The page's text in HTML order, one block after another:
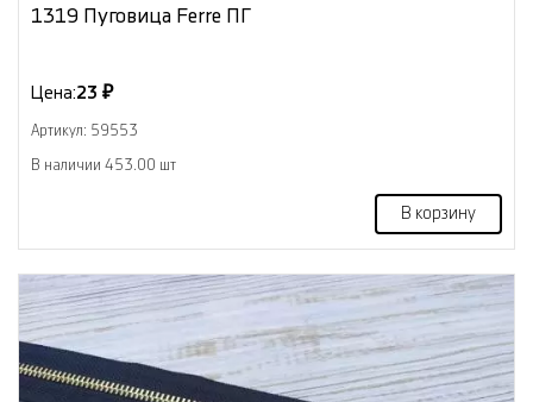
1319 Пуговица Ferre ПГ
Цена:23 ₽
Артикул: 59553
В наличии 453.00 шт
В корзину